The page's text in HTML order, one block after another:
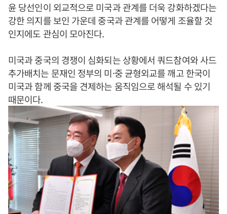
윤 당선인이 외교적으로 미국과 관계를 더욱 강화하겠다는
강한 의지를 보인 가운데 중국과 관계를 어떻게 조율할 것
인지에도 관심이 모아진다.
미국과 중국의 경쟁이 심화되는 상황에서 쿼드참여와 사드
추가배치는 문재인 정부의 미·중 균형외교를 깨고 한국이
미국과 함께 중국을 견제하는 움직임으로 해석될 수 있기
때문이다.